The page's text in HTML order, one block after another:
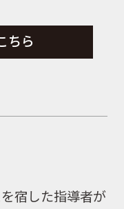
ちら
宿した指導者が